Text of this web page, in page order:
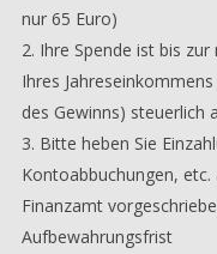
nur 65 Euro)
Ihre Spende ist bis
Ihres
des Gewinns) steuerlich
Bitte heben Sie
Kontoabbuchungen,
Finanzamt
Aufbewahrungsfrist